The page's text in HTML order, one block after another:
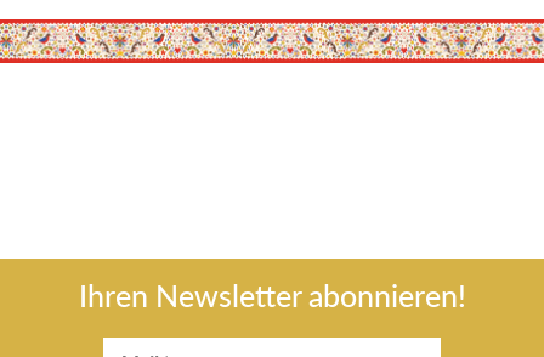
Ihren Newsletter abonnieren!